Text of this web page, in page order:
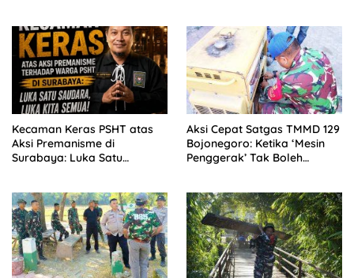
Kecaman Keras PSHT atas
Aksi Premanisme di
Surabaya: Luka Satu
Aksi Cepat Satgas TMMD 129
Bojonegoro: Ketika ‘Mesin
Penggerak’ Tak Boleh